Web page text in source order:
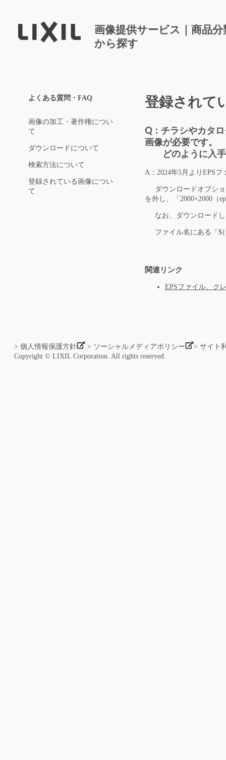
画像提供サービス｜商品
から探す
よくある質問・FAQ
画像の加工・著作権につい
て
ダウンロードについて
検索方法について
登録されている画像につい
て
登録されて
Q：チラシやカタ
画像が必要です。
どのように入手
A：2024年5月よりEPS
ダウンロードオプショ
を外し、「2000×2000（
なお、ダウンロードし
ファイル名にある「
関連リンク
EPSファイル、ク
> 個人情報保護方針 > ソーシャルメディアポリシー
> サイト
Copyright © LIXIL Corporation. All rights reserved.